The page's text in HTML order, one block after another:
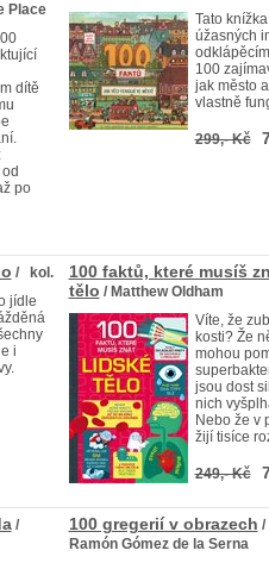
Place
dítě
po
Tato
úžasných
100
jak město
vlastně
299,- Kč
/ kol.
jídle
i
100 faktů, které musíš
tělo / Matthew Oldham
Víte, že
kosti? Že
mohou
jsou dost
nich
Nebo že v
žijí tisíce
249,- Kč
/
100 gregerií v obrazech /
Ramón Gómez de la Serna